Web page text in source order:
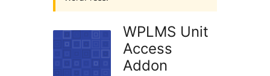
WPLMS Unit
Access
Addon